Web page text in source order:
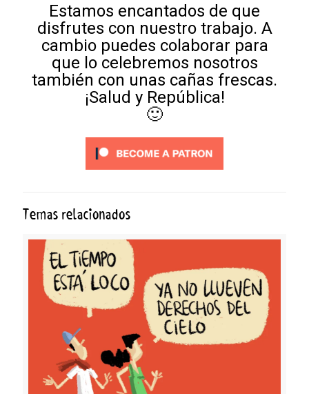
Estamos encantados de que
disfrutes con nuestro trabajo. A
cambio puedes colaborar para
que lo celebremos nosotros
también con unas cañas frescas.
¡Salud y República!
🙂
Temas relacionados